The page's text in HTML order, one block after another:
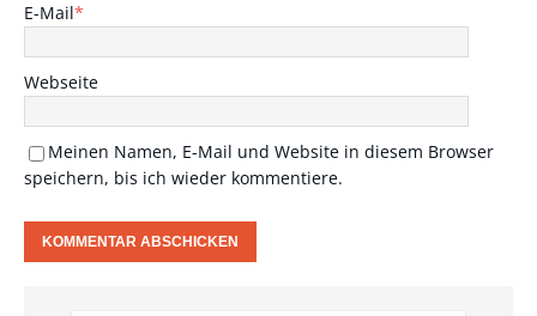
E-Mail*
Webseite
Meinen Namen, E-Mail und Website in diesem Browser
speichern, bis ich wieder kommentiere.